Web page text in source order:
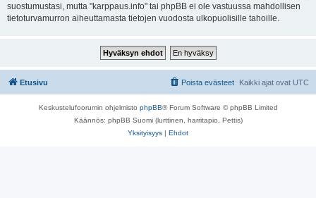
suostumustasi, mutta "karppaus.info" tai phpBB ei ole vastuussa mahdollisen
tietoturvamurron aiheuttamasta tietojen vuodosta ulkopuolisille tahoille.
Etusivu Kaikki ajat ovat UTC
Poista evästeet
Keskustelufoorumin ohjelmisto phpBB® Forum Software © phpBB Limited
Käännös: phpBB Suomi (lurttinen, harritapio, Pettis)
Yksityisyys | Ehdot